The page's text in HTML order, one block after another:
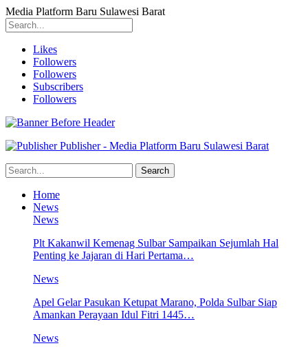
Media Platform Baru Sulawesi Barat
Likes
Followers
Followers
Subscribers
Followers
Publisher - Media Platform Baru Sulawesi Barat
Home
News
News
Plt Kakanwil Kemenag Sulbar Sampaikan Sejumlah Hal
Penting ke Jajaran di Hari Pertama…
News
Apel Gelar Pasukan Ketupat Marano, Polda Sulbar Siap
Amankan Perayaan Idul Fitri 1445…
News